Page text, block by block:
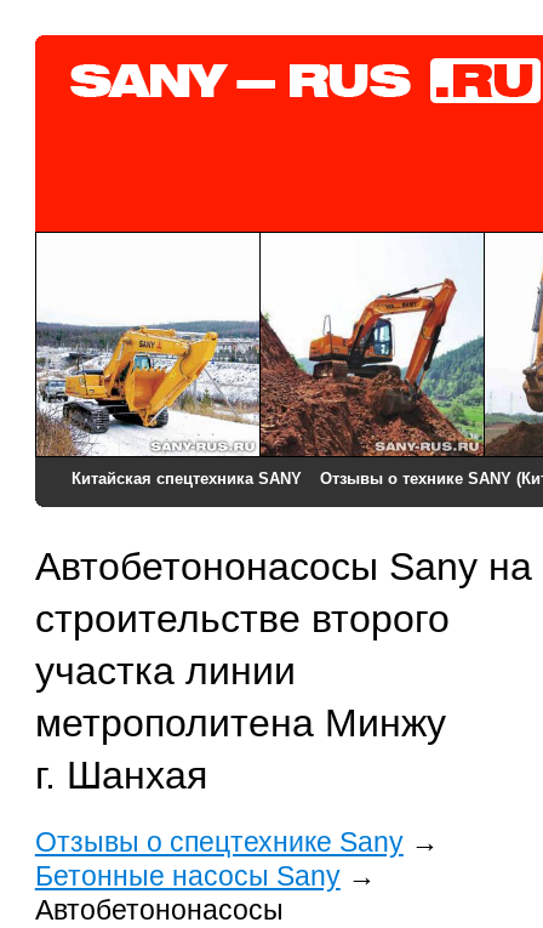
Китайская спецтехника SANY Отзывы о технике SANY
Автобетононасосы Sany на
строительстве второго
участка линии
метрополитена Минжу
г. Шанхая
Отзывы о спецтехнике Sany→
Бетонные насосы Sany→
Автобетононасосы